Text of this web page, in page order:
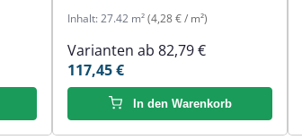
Inhalt: 27.42 m²(4,28 € / m²)
Varianten ab 82,79 €
117,45 €
In den Warenkorb